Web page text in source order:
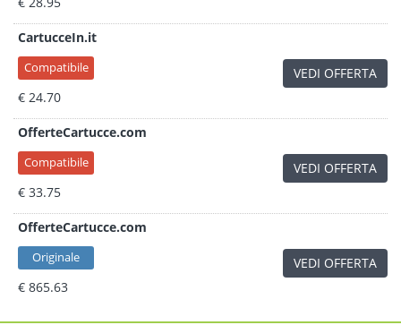
CartucceIn.it
Compatibile
€ 24.70
VEDI OFFERTA
OfferteCartucce.com
Compatibile
€ 33.75
VEDI OFFERTA
OfferteCartucce.com
Originale
€ 865.63
VEDI OFFERTA